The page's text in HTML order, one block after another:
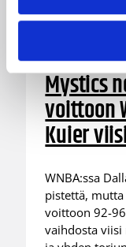
Suomalaiset
Mystics
voittoon
Kuier
WNBA:ssa
pistettä,
voittoon 92-
vaihdosta